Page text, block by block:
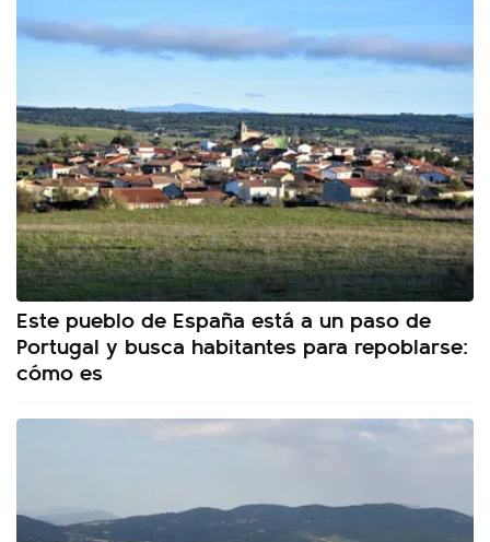
Este pueblo de España está a un paso de
Portugal y busca habitantes para repoblarse:
cómo es